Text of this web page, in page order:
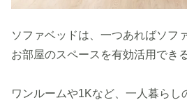
ソファベッドは、一つあればソフ
お部屋のスペースを有効活用でき
ワンルームや1Kなど、一人暮らし